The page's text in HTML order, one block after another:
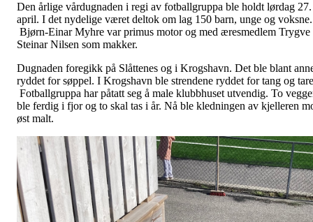
Den årlige vårdugnaden i regi av fotballgruppa ble holdt lørdag 27.
april. I det nydelige været deltok om lag 150 barn, unge og voksne.
Bjørn-Einar Myhre var primus motor og med æresmedlem Trygve
Steinar Nilsen som makker.
Dugnaden foregikk på Slåttenes og i Krogshavn. Det ble blant
ryddet for søppel. I Krogshavn ble strendene ryddet for tang og
Fotballgruppa har påtatt seg å male klubbhuset utvendig. To
ble ferdig i fjor og to skal tas i år. Nå ble kledningen av kjelleren
øst malt.